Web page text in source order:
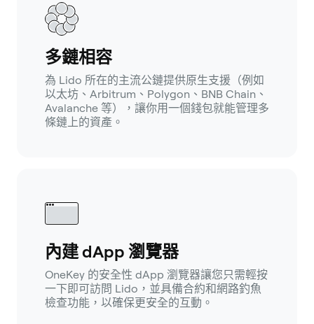
多鏈相容
為 Lido 所在的主流公鏈提供原生支援（例如
以太坊、Arbitrum、Polygon、BNB Chain、
Avalanche 等），讓你用一個錢包就能管理多
條鏈上的資產。
內建 dApp 瀏覽器
OneKey 的安全性 dApp 瀏覽器讓您只需輕按
一下即可訪問 Lido，並具備合約和網路釣魚
檢查功能，以確保更安全的互動。